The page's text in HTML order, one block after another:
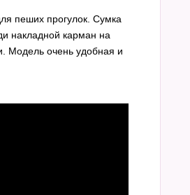
пеших прогулок. Сумка
накладной карман на
Модель очень удобная и